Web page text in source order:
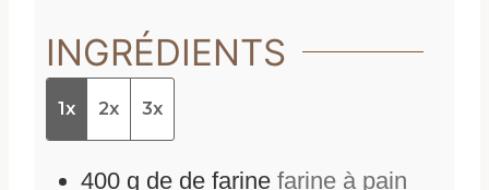
INGRÉDIENTS
1x 2x 3x
400 g de de farine farine à pain